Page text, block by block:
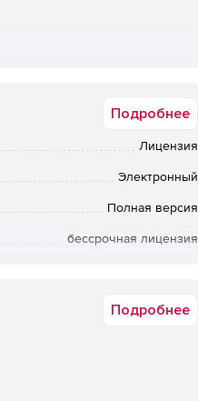
Подробнее
Лицензия
Электронный
Полная версия
бессрочная лицензия
Подробнее